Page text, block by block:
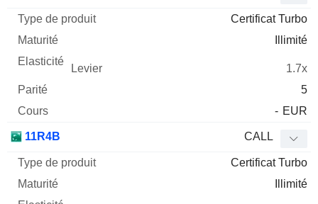
Certificat Turbo
Illimité
1.7x
5
- EUR
11R4B CALL
Certificat Turbo
Illimité